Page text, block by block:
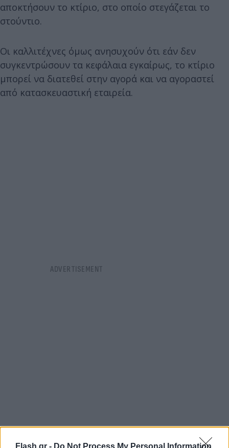
Flash.gr - Do Not Process My Personal Information
αποκτήσουν το κτίριο, στο οποίο στεγάζεται το
στούντιο.
Οι καλλιτέχνες όμως ανησυχούν ότι εάν δεν
συγκεντρώσουν τα κεφάλαια εγκαίρως, το κτίριο
μπορεί να διατεθεί στην αγορά και να αγοραστεί
από κατασκευαστική εταιρεία.
Με καμπάνια στο διαδίκτυο αναζητούν